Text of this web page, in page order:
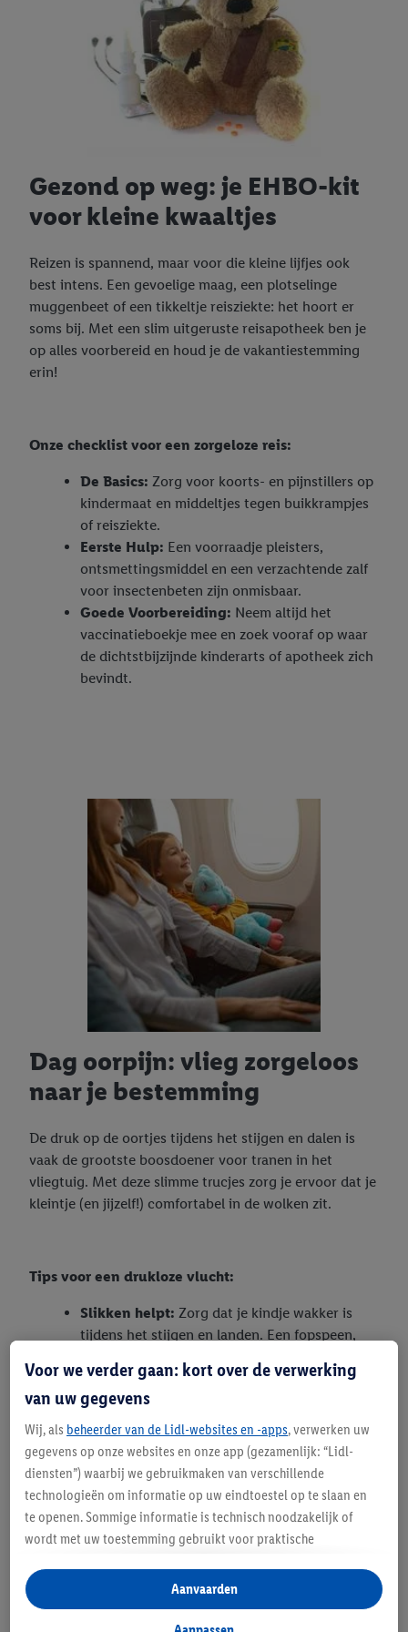
Gezond op weg: je EHBO-kit
voor kleine kwaaltjes
Reizen is spannend, maar voor die kleine lijfjes ook
best intens. Een gevoelige maag, een plotselinge
muggenbeet of een tikkeltje reisziekte: het hoort er
soms bij. Met een slim uitgeruste reisapotheek ben je
op alles voorbereid en houd je de vakantiestemming
erin!
Onze checklist voor een zorgeloze reis:
De Basics: Zorg voor koorts- en pijnstillers op
kindermaat en middeltjes tegen buikkrampjes
of reisziekte.
Eerste Hulp: Een voorraadje pleisters,
ontsmettingsmiddel en een verzachtende zalf
voor insectenbeten zijn onmisbaar.
Goede Voorbereiding: Neem altijd het
vaccinatieboekje mee en zoek vooraf op waar
de dichtstbijzijnde kinderarts of apotheek zich
bevindt.
Dag oorpijn: vlieg zorgeloos
naar je bestemming
De druk op de oortjes tijdens het stijgen en dalen is
vaak de grootste boosdoener voor tranen in het
vliegtuig. Met deze slimme trucjes zorg je ervoor dat je
kleintje (en jijzelf!) comfortabel in de wolken zit.
Tips voor een drukloze vlucht:
Slikken helpt: Zorg dat je kindje wakker is
tijdens het stijgen en landen. Een fopspeen,
slikken, wat de druk op de trommelvliezen
direct verlicht.
Oordopjes op maat:
Er bestaan speciale
drukregulerende oordopjes voor het hele
gezin. Een kleine investering voor een rustige
vlucht!
Voor de grote kids: Leer oudere kinderen de
Valsalva-methode: neus dichtknijpen, mond
de neus.
Hydratatie is key:De droge vliegtuiglucht
Voor we verder gaan: kort over de verwerking
van uw gegevens
Wij, als beheerder van de Lidl-websites en -apps, verwerken uw
gegevens op onze websites en onze app (gezamenlijk: “Lidl-
diensten”) waarbij we gebruikmaken van verschillende
technologieën om informatie op uw eindtoestel op te slaan en
te openen. Sommige informatie is technisch noodzakelijk of
wordt met uw toestemming gebruikt voor praktische
reclame binnen en buiten de Lidl-diensten aan te bieden. Als u
deelneemt aan het Lidl Plus-programma, worden voor deze
doeleinden eveneens gegevens over uw koopgedrag in de
Aanvaarden